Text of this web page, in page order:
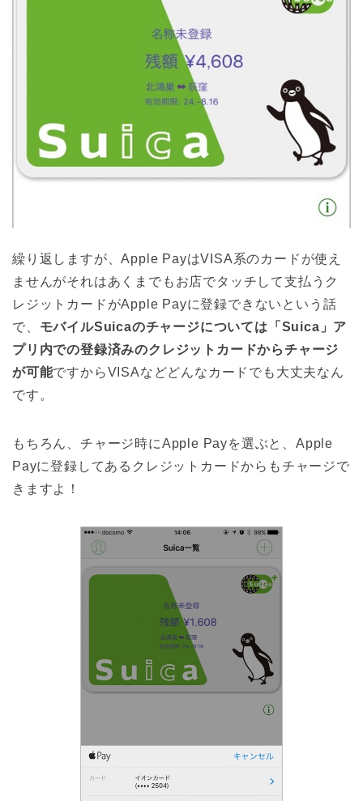
繰り返しますが、Apple PayはVISA系のカードが使え
ませんがそれはあくまでもお店でタッチして支払うク
レジットカードがApple Payに登録できないという話
で、 モバイルSuicaのチャージについては「Suica」ア
プリ内での登録済みのクレジットカードからチャージ
が可能ですからVISAなどどんなカードでも大丈夫なん
です。
もちろん、チャージ時にApple Payを選ぶと、Apple
Payに登録してあるクレジットカードからもチャージで
きますよ！